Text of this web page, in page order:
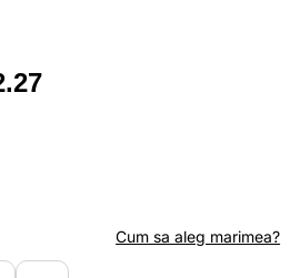
Cum sa aleg marimea?